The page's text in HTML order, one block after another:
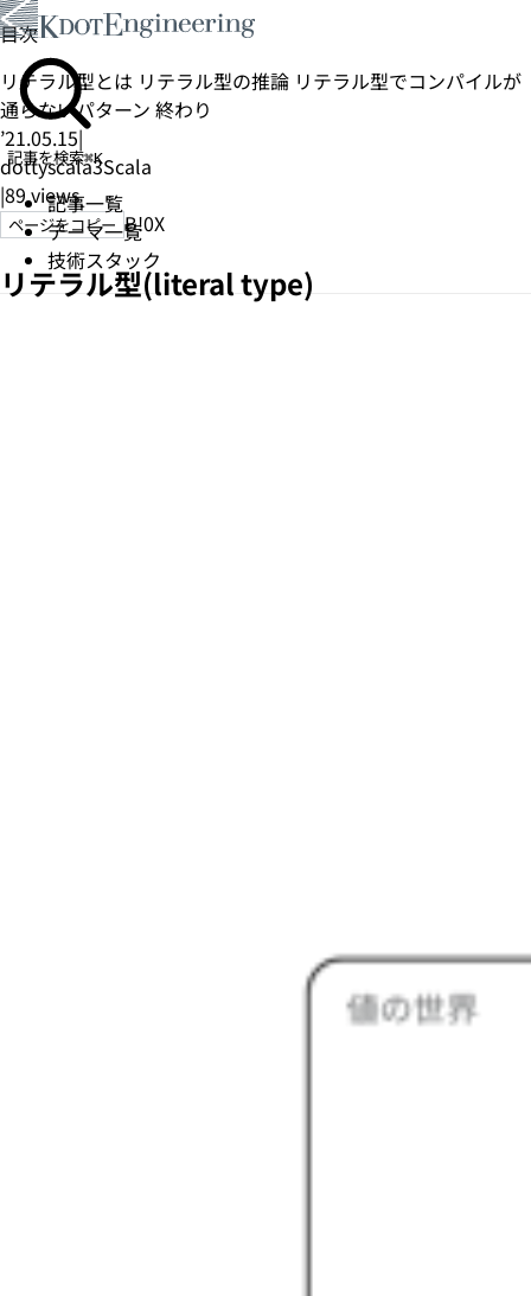
記事を検索⌘K
記事一覧
テーマ一覧
技術スタック
目次
リテラル型とは リテラル型の推論 リテラル型でコンパイルが
通らないパターン 終わり
’21.05.15|
dottyscala3Scala
|89views
ページをコピー B!0X
リテラル型(literal type)